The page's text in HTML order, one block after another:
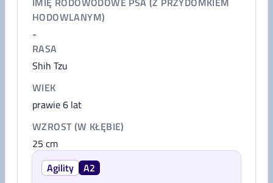
HODOWLANYM)
-
RASA
Shih Tzu
WIEK
prawie 6 lat
WZROST (W KŁĘBIE)
25 cm
Agility
A2